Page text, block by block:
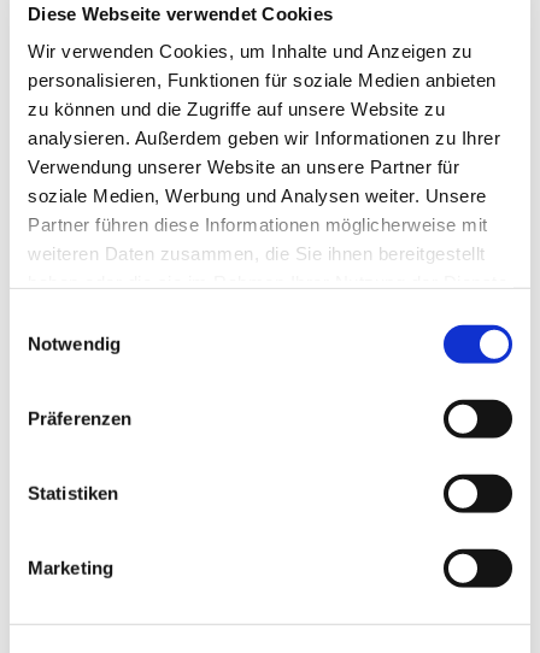
Diese Webseite verwendet Cookies
Wir verwenden Cookies, um Inhalte und Anzeigen zu
personalisieren, Funktionen für soziale Medien anbieten
zu können und die Zugriffe auf unsere Website zu
analysieren. Außerdem geben wir Informationen zu Ihrer
Verwendung unserer Website an unsere Partner für
soziale Medien, Werbung und Analysen weiter. Unsere
Partner führen diese Informationen möglicherweise mit
weiteren Daten zusammen, die Sie ihnen bereitgestellt
Notwendig
Präferenzen
Statistiken
Marketing